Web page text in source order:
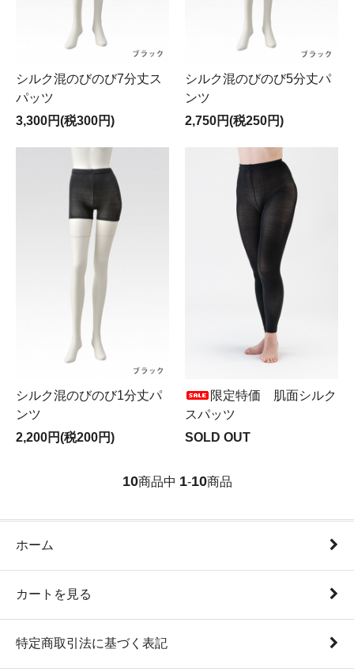
シルク混のびのび7分丈ス
パッツ
3,300円(税300円)
シルク混のびのび5分丈パ
ンツ
2,750円(税250円)
シルク混のびのび1分丈パ
ンツ
2,200円(税200円)
限定特価 肌面シルク
スパッツ
SOLD OUT
10商品中 1-10商品
ホーム
カートを見る
特定商取引法に基づく表記